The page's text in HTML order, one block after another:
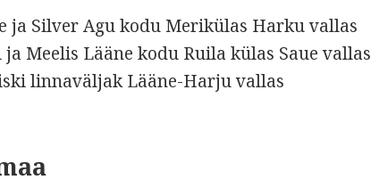
ja Silver Agu kodu Merikülas Harku vallas
Meelis Lääne kodu Ruila külas Saue vallas
linnaväljak Lääne-Harju vallas